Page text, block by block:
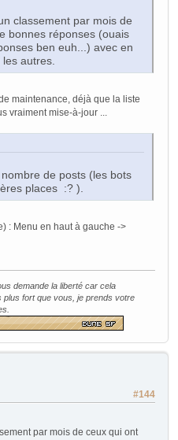
classement par mois de
bonnes réponses (ouais
ben euh...) avec en
autres.
maintenance, déjà que la liste
vraiment mise-à-jour ...
de posts (les bots
places :? ).
: Menu en haut à gauche ->
demande la liberté car cela
fort que vous, je prends votre
#144
par mois de ceux qui ont